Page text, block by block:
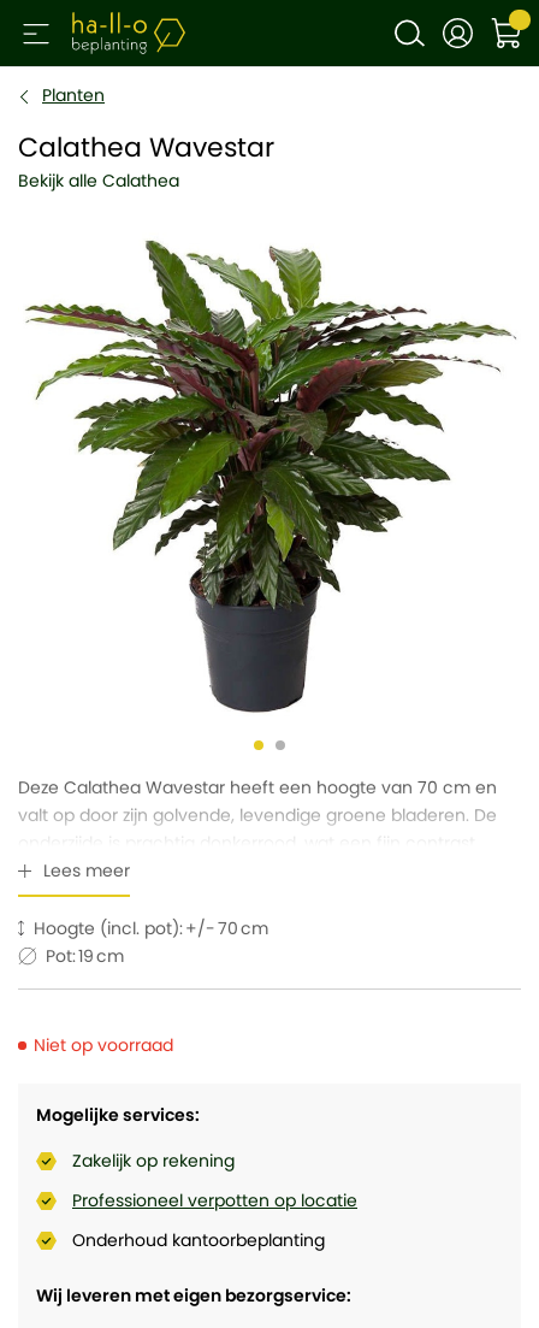
Planten
Calathea Wavestar
Bekijk alle Calathea
Hoogte (incl. pot):
70
Pot:19
Mogelijke services:
Zakelijk op rekening
Professioneel verpotten op locatie
Onderhoud kantoorbeplanting
Wij leveren met eigen bezorgservice:
Deze Calathea Wavestar heeft een hoogte van 70 cm en
valt op door zijn golvende, levendige groene bladeren. De
biedt. Een stijlvolle toevoeging voor elk kantoor.
Lees meer
Niet op voorraad